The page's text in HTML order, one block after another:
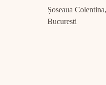
Șoseaua
Bucuresti